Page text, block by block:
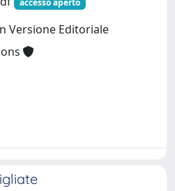
accesso aperto
Versione Editoriale